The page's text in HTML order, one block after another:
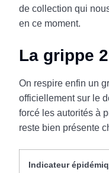
de collection qui
en ce moment.
La grippe
On respire enfin un
officiellement sur le
forcé les autorités à
reste bien présente
Indicateur